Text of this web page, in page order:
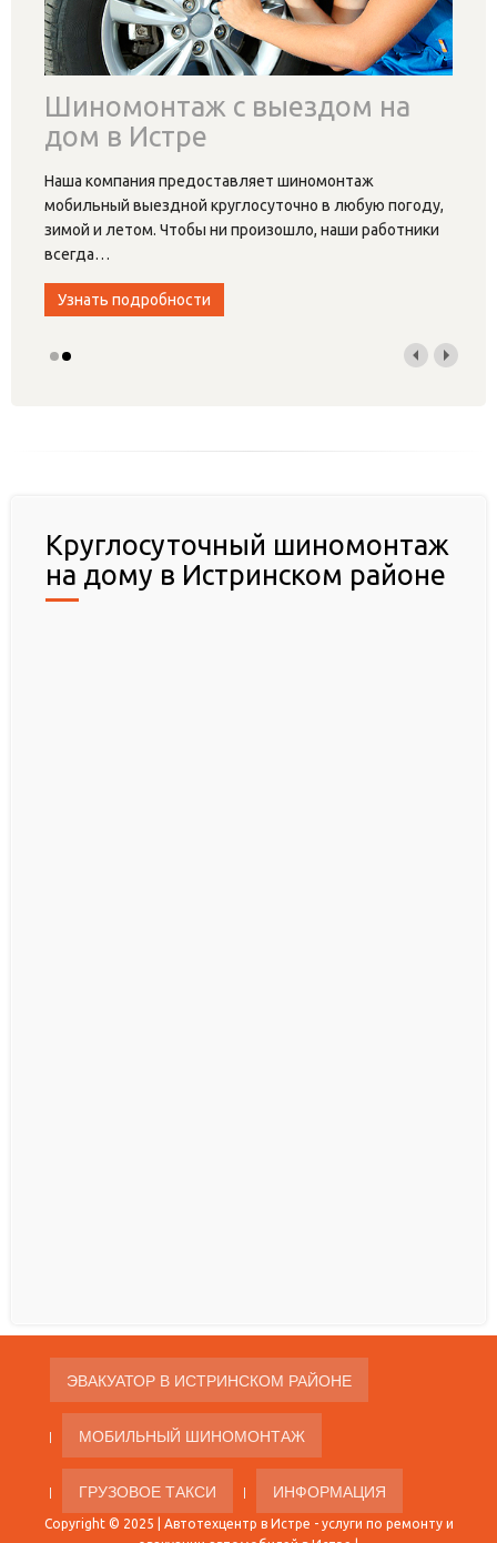
Шиномонтаж с выездом на
дом в Истре
Наша компания предоставляет шиномонтаж
мобильный выездной круглосуточно в любую погоду,
зимой и летом. Чтобы ни произошло, наши работники
всегда…
Узнать подробности
Круглосуточный шиномонтаж
на дому в Истринском районе
ЭВАКУАТОР В ИСТРИНСКОМ РАЙОНЕ
МОБИЛЬНЫЙ ШИНОМОНТАЖ
ГРУЗОВОЕ ТАКСИ ИНФОРМАЦИЯ
Copyright © 2025 | Автотехцентр в Истре - услуги по ремонту и